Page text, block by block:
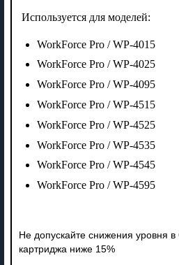
Используется для моделей:
WorkForce Pro / WP-4015
WorkForce Pro / WP-4025
WorkForce Pro / WP-4095
WorkForce Pro / WP-4515
WorkForce Pro / WP-4525
WorkForce Pro / WP-4535
WorkForce Pro / WP-4545
WorkForce Pro / WP-4595
Не допускайте снижения уровня в
картриджа ниже 15%